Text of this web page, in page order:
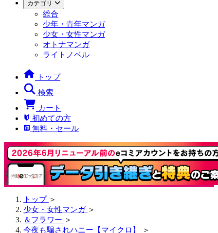
カテゴリ
総合
少年・青年マンガ
少女・女性マンガ
オトナマンガ
ライトノベル
トップ
検索
カート
初めての方
無料・セール
トップ ＞
少女・女性マンガ ＞
＆フラワー ＞
今夜も騙されハニー【マイクロ】
＞